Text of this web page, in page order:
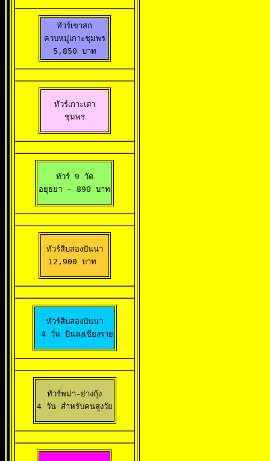
ทัวร์เขาสก
ควบหมู่เกาะชุมพร
5,850 บาท
ทัวร์เกาะเต่า
ชุมพร
ทัวร์ 9 วัด
อยุธยา
- 890 บาท
ทัวร์สิบสองปันนา
12,900 บาท
ทัวร์สิบสองปันนา
4 วัน บินลงเชียงราย
ทัวร์พม่า-ย่างกุ้ง
4 วัน สำหรับคนสูงวัย